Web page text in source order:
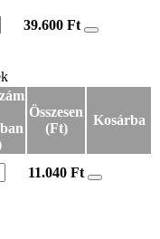
39.600 Ft
Összesen
(Ft)
Kosárba
11.040 Ft